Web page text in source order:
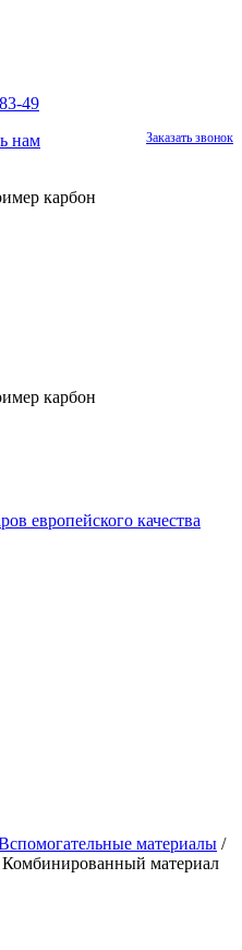
49
Заказать звонок
нам
карбон
карбон
европейского качества
материалы /
материал